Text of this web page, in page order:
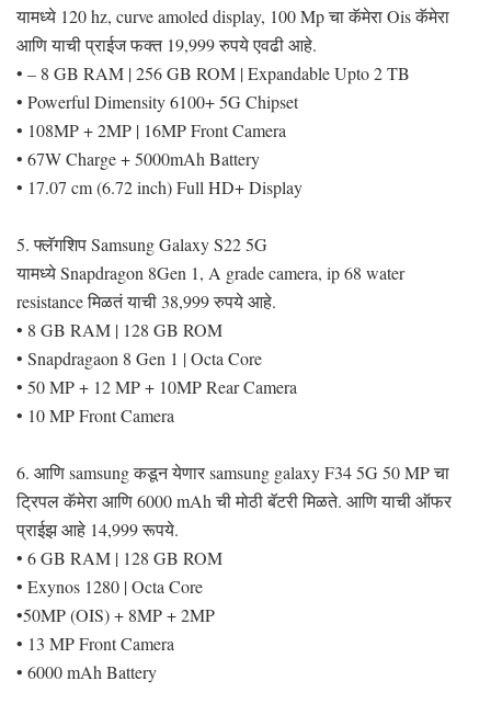
यामध्ये 120 hz, curve amoled display, 100 Mp चा कॅमेरा Ois कॅमेरा
आणि याची प्राईज फक्त 19,999 रुपये एवढी आहे.
• – 8 GB RAM | 256 GB ROM | Expandable Upto 2 TB
• Powerful Dimensity 6100+ 5G Chipset
• 108MP + 2MP | 16MP Front Camera
• 67W Charge + 5000mAh Battery
• 17.07 cm (6.72 inch) Full HD+ Display
5. फ्लॅगशिप Samsung Galaxy S22 5G
यामध्ये Snapdragon 8Gen 1, A grade camera, ip 68 water
resistance मिळतं याची 38,999 रुपये आहे.
• 8 GB RAM | 128 GB ROM
• Snapdragaon 8 Gen 1 | Octa Core
• 50 MP + 12 MP + 10MP Rear Camera
• 10 MP Front Camera
6. आणि samsung कडून येणार samsung galaxy F34 5G 50 MP चा
ट्रिपल कॅमेरा आणि 6000 mAh ची मोठी बॅटरी मिळते. आणि याची ऑफर
प्राईझ आहे 14,999 रूपये.
• 6 GB RAM | 128 GB ROM
• Exynos 1280 | Octa Core
•50MP (OIS) + 8MP + 2MP
• 13 MP Front Camera
• 6000 mAh Battery